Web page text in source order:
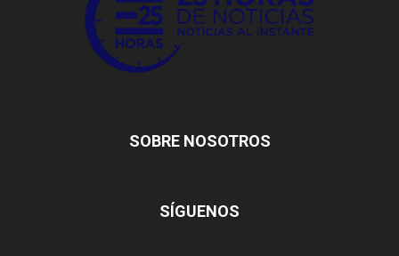
SOBRE NOSOTROS
SÍGUENOS